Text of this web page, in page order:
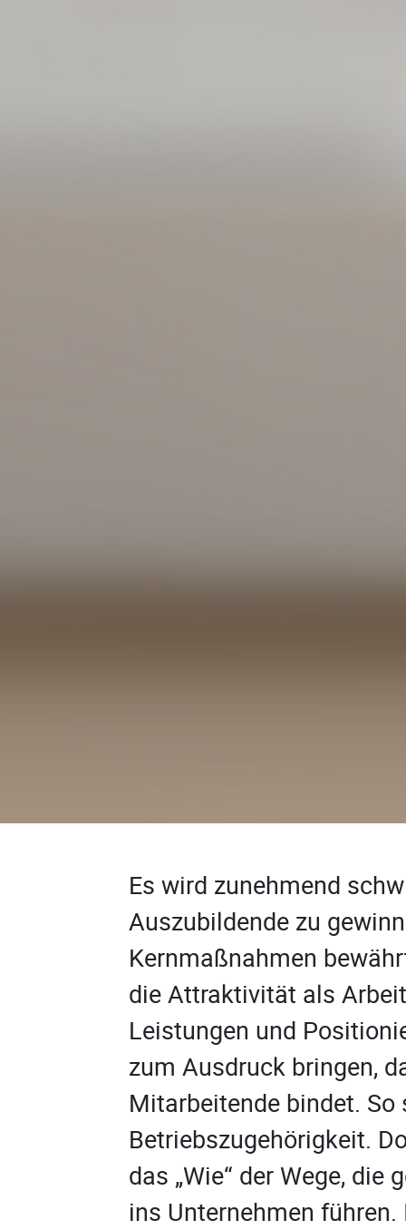
Es wird zunehmend
Auszubildende zu
Kernmaßnahmen
die Attraktivität als
Leistungen und
zum Ausdruck bringen,
Mitarbeitende bindet. So
Betriebszugehörigkeit.
das „Wie“ der Wege, die
ins Unternehmen